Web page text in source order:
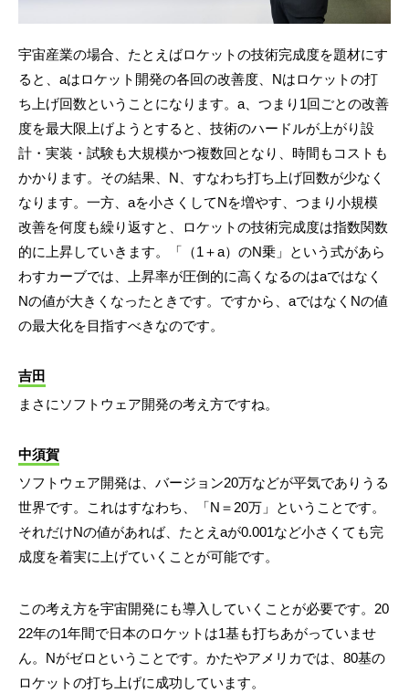
宇宙産業の場合、たとえばロケットの技術完成度を題材にす
ると、aはロケット開発の各回の改善度、Nはロケットの打
ち上げ回数ということになります。a、つまり1回ごとの改善
度を最大限上げようとすると、技術のハードルが上がり設
計・実装・試験も大規模かつ複数回となり、時間もコストも
かかります。その結果、N、すなわち打ち上げ回数が少なく
なります。一方、aを小さくしてNを増やす、つまり小規模
改善を何度も繰り返すと、ロケットの技術完成度は指数関数
的に上昇していきます。「（1＋a）のN乗」という式があら
わすカーブでは、上昇率が圧倒的に高くなるのはaではなく
Nの値が大きくなったときです。ですから、aではなくNの値
の最大化を目指すべきなのです。
吉田
まさにソフトウェア開発の考え方ですね。
中須賀
ソフトウェア開発は、バージョン20万などが平気でありうる
世界です。これはすなわち、「N＝20万」ということです。
それだけNの値があれば、たとえaが0.001など小さくても完
成度を着実に上げていくことが可能です。
この考え方を宇宙開発にも導入していくことが必要です。20
22年の1年間で日本のロケットは1基も打ちあがっていませ
ん。Nがゼロということです。かたやアメリカでは、80基の
ロケットの打ち上げに成功しています。